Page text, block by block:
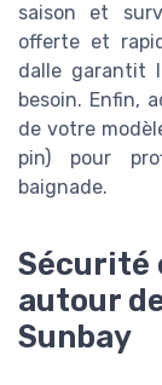
saison et
offerte et
dalle garantit
besoin. Enfin,
de votre
pin) pour
baignade.
Sécurité
autour
Sunbay